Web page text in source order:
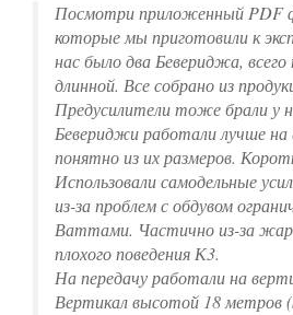
Посмотри приложенный PDF
которые мы приготовили к
нас было два Бевериджа,
длинной. Все собрано из
Предусилители тоже брали у
Бевериджи работали лучше
понятно из их размеров.
Использовали самодельные
из-за проблем с обдувом
Ваттами. Частично из-за
плохого поведения К3.
На передачу работали на
Вертикал высотой 18 метров